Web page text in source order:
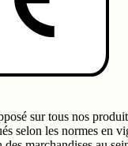
sur tous nos
selon les normes en